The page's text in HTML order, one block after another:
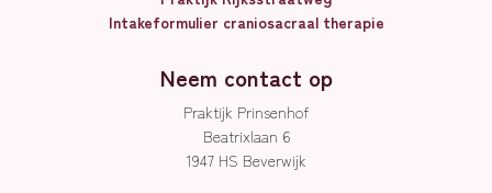
Intakeformulier craniosacraal therapie
Neem contact op
Praktijk Prinsenhof
Beatrixlaan 6
1947 HS Beverwijk